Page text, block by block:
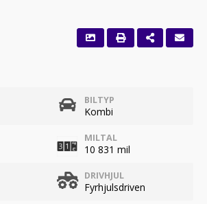
BILTYP
Kombi
MILTAL
10 831 mil
DRIVHJUL
Fyrhjulsdriven